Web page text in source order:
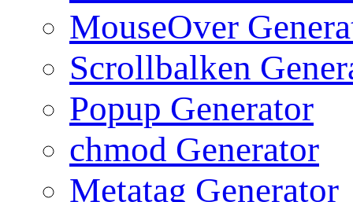
MouseOver
Scrollbalken
Popup Generator
chmod Generator
Metatag Generator